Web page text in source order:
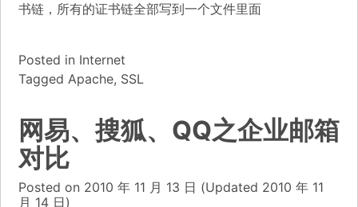
书链，所有的证书链全部写到一个文件里面
Posted in Internet
Tagged Apache, SSL
网易、搜狐、QQ之企业邮箱
对比
Posted on 2010 年 11 月 13 日 (Updated 2010 年 11
月 14 日)